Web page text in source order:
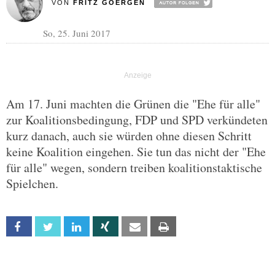
VON FRITZ GOERGEN
So, 25. Juni 2017
Am 17. Juni machten die Grünen die "Ehe für alle"
zur Koalitionsbedingung, FDP und SPD verkündeten
kurz danach, auch sie würden ohne diesen Schritt
keine Koalition eingehen. Sie tun das nicht der "Ehe
für alle" wegen, sondern treiben koalitionstaktische
Spielchen.
Facebook Twitter Linkedin Xing Email